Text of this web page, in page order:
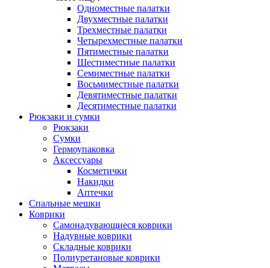
Одноместные палатки
Двухместные палатки
Трехместные палатки
Четырехместные палатки
Пятиместные палатки
Шестиместные палатки
Семиместные палатки
Восьмиместные палатки
Девятиместные палатки
Десятиместные палатки
Рюкзаки и сумки
Рюкзаки
Сумки
Гермоупаковка
Аксессуары
Косметички
Накидки
Аптечки
Спальные мешки
Коврики
Самонадувающиеся коврики
Надувные коврики
Складные коврики
Полиуретановые коврики